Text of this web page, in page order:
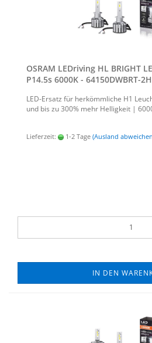
OSRAM LED­ri­ving HL BRIGHT
P14.5s 6000K - 64150DWBRT-​​
LED-​Ersatz für her­kömm­li­che H1
und bis zu 300% mehr Hel­lig­keit |
Lieferzeit: 1-2 Tage (Ausland
IN DEN